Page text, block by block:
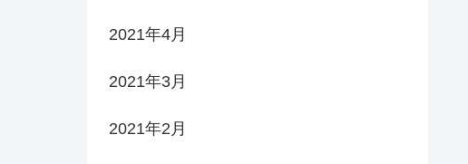
2021年4月
2021年3月
2021年2月